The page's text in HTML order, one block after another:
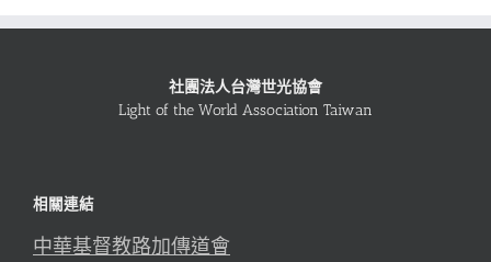
社團法人台灣世光協會
Light of the World Association Taiwan
相關連結
中華基督教路加傳道會